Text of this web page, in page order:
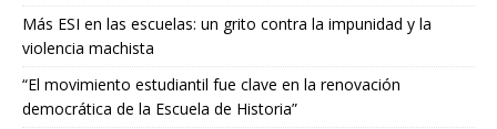
Más ESI en las escuelas: un grito contra la impunidad y la
violencia machista
“El movimiento estudiantil fue clave en la renovación
democrática de la Escuela de Historia”